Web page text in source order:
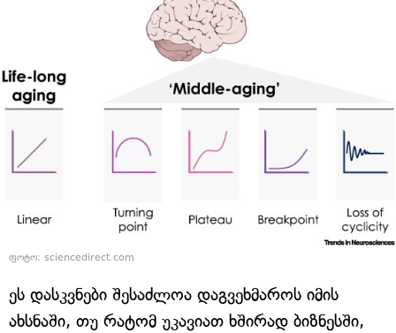
ფოტო: sciencedirect.com
ეს დასკვნები შესაძლოა დაგვეხმაროს იმის
ახსნაში, თუ რატომ უკავიათ ხშირად ბიზნესში,